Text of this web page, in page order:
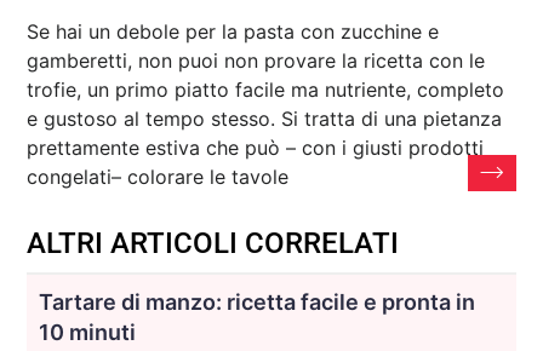
Se hai un debole per la pasta con zucchine e
gamberetti, non puoi non provare la ricetta con le
trofie, un primo piatto facile ma nutriente, completo
e gustoso al tempo stesso. Si tratta di una pietanza
prettamente estiva che può – con i giusti prodotti
congelati– colorare le tavole
ALTRI ARTICOLI CORRELATI
Tartare di manzo: ricetta facile e pronta in
10 minuti